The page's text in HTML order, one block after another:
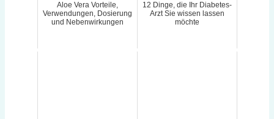
Aloe Vera Vorteile,
Verwendungen, Dosierung
und Nebenwirkungen
12 Dinge, die Ihr Diabetes-
Arzt Sie wissen lassen
möchte